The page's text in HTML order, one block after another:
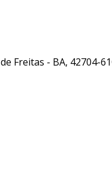
Freitas - BA, 42704-